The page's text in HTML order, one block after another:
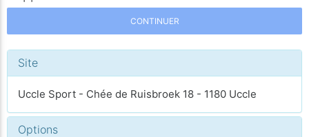
CONTINUER
Site
Uccle Sport - Chée de Ruisbroek 18 - 1180 Uccle
Options